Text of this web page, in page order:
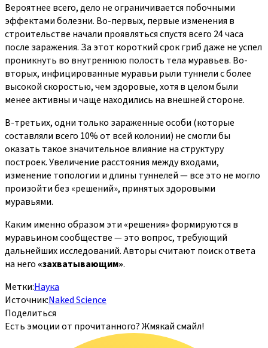
Вероятнее всего, дело не ограничивается побочными
эффектами болезни. Во-первых, первые изменения в
строительстве начали проявляться спустя всего 24 часа
после заражения. За этот короткий срок гриб даже не успел
проникнуть во внутреннюю полость тела муравьев. Во-
вторых, инфицированные муравьи рыли туннели с более
высокой скоростью, чем здоровые, хотя в целом были
менее активны и чаще находились на внешней стороне.
В-третьих, одни только зараженные особи (которые
составляли всего 10% от всей колонии) не смогли бы
оказать такое значительное влияние на структуру
построек. Увеличение расстояния между входами,
изменение топологии и длины туннелей — все это не могло
произойти без «решений», принятых здоровыми
муравьями.
Каким именно образом эти «решения» формируются в
муравьином сообществе — это вопрос, требующий
дальнейших исследований. Авторы считают поиск ответа
на него «захватывающим».
Метки:Наука
Источник:Naked Science
Поделиться
Есть эмоции от прочитанного? Жмякай смайл!